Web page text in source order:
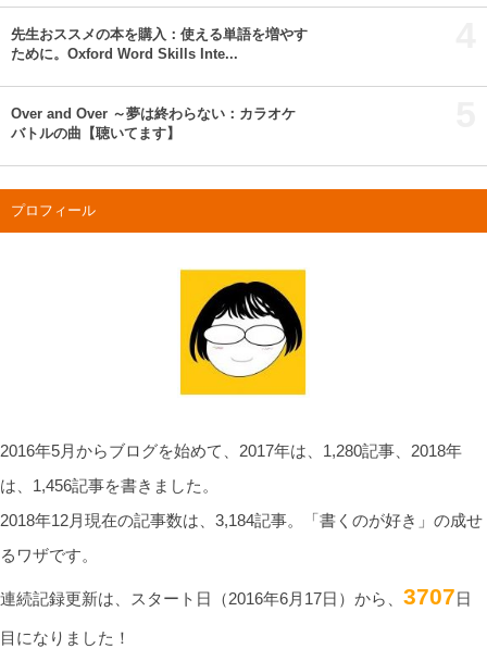
先生おススメの本を購入：使える単語を増やす
ために。Oxford Word Skills Inte...
Over and Over ～夢は終わらない：カラオケ
バトルの曲【聴いてます】
プロフィール
2016年5月からブログを始めて、2017年は、1,280記事、2018年
は、1,456記事を書きました。
2018年12月現在の記事数は、3,184記事。「書くのが好き」の成せ
るワザです。
連続記録更新は、スタート日（2016年6月17日）から、 3707日
目になりました！